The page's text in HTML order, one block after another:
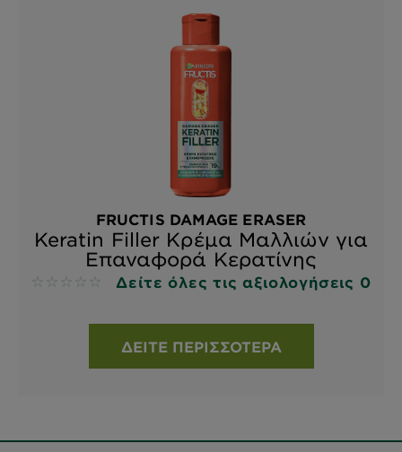
FRUCTIS DAMAGE ERASER
Keratin Filler Κρέμα Μαλλιών για
Επαναφορά Κερατίνης
No reviews Δείτε όλες τις αξιολογήσεις 0
ΔΕΊΤΕ ΠΕΡΙΣΣΌΤΕΡΑ